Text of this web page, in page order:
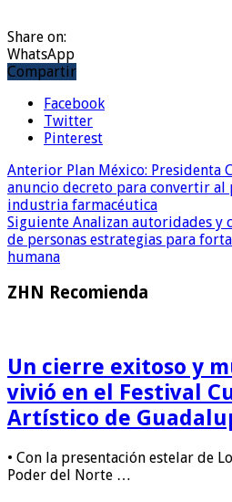
Share on:
WhatsApp
Compartir
Facebook
Twitter
Pinterest
Anterior Plan México: Presidenta
anuncio decreto para convertir al
industria farmacéutica
Siguiente Analizan autoridades y
de personas estrategias para
humana
ZHN Recomienda
Un cierre exitoso y
vivió en el Festival
Artístico de
• Con la presentación estelar de
Poder del Norte …